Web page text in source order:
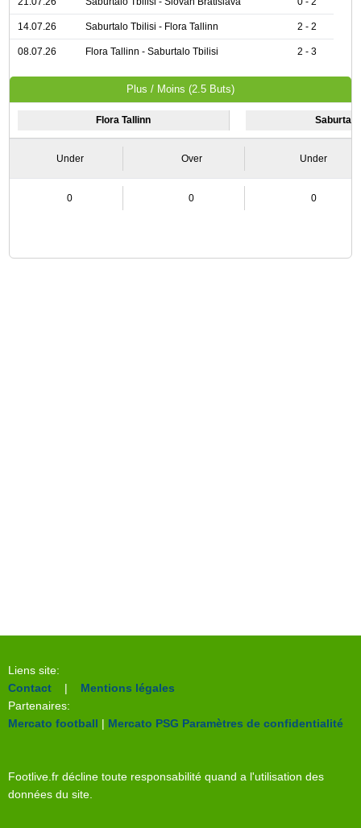
14.07.26 Saburtalo Tbilisi - Flora Tallinn 2 - 2
08.07.26 Flora Tallinn - Saburtalo Tbilisi 2 - 3
Plus / Moins (2.5 Buts)
Flora Tallinn
Under Over Under
0 0 0
Liens site:
Contact | Mentions légales
Partenaires:
Mercato football | Mercato PSG Paramètres de confidentialité
Footlive.fr décline toute responsabilité quand a l'utilisation des
données du site.